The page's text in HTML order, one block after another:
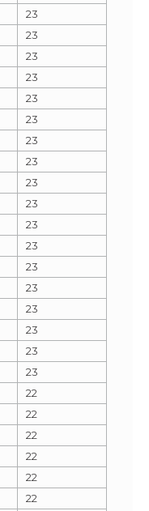
23
23
23
23
23
23
23
23
23
23
23
23
23
23
23
23
23
23
22
22
22
22
22
22